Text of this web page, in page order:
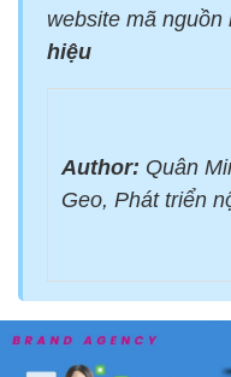
website mã nguồn
hiệu
Author: Quân
Geo, Phát triển